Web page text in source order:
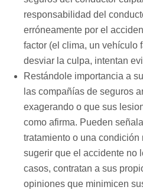
responsabilidad del
erróneamente por el
factor (el clima, un vehículo
desviar la culpa, intentan
Restándole importancia a
las compañías de seguros
exagerando o que sus
como afirma. Pueden
tratamiento o una condición
sugerir que el accidente no
casos, contratan a sus
opiniones que minimicen